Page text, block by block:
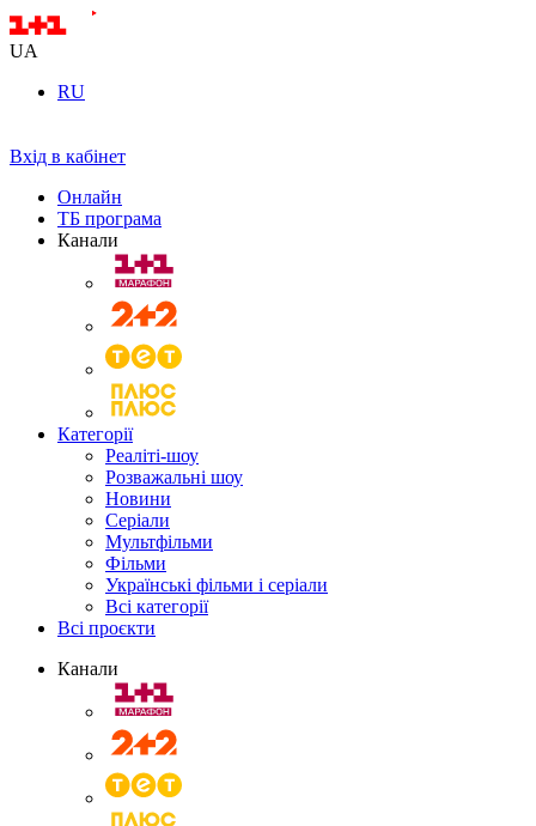
UA
RU
Вхід в кабінет
Онлайн
ТБ програма
Канали
Категорії
Реаліті-шоу
Розважальні шоу
Новини
Серіали
Мультфільми
Фільми
Українські фільми і серіали
Всі категорії
Всі проєкти
Канали